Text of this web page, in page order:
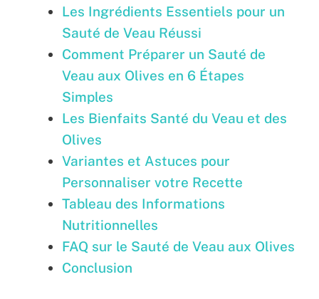
Les Ingrédients Essentiels pour un
Sauté de Veau Réussi
Comment Préparer un Sauté de
Veau aux Olives en 6 Étapes
Simples
Les Bienfaits Santé du Veau et des
Olives
Variantes et Astuces pour
Personnaliser votre Recette
Tableau des Informations
Nutritionnelles
FAQ sur le Sauté de Veau aux Olives
Conclusion